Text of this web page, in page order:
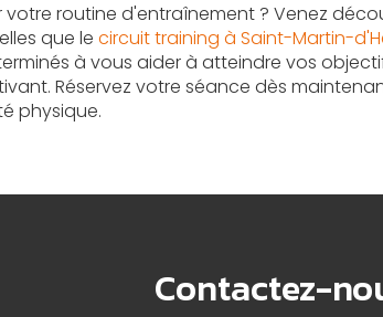
votre routine d'entraînement ? Venez
que le circuit training à Saint-Martin-
à vous aider à atteindre vos
Réservez votre séance dès
physique.
Contactez-